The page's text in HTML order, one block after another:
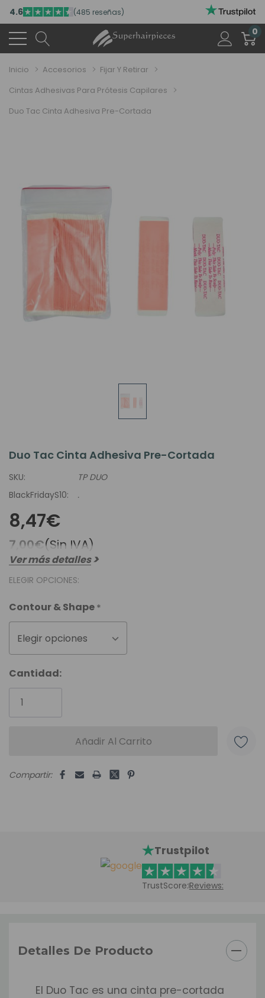
4.6 (485 reseñas)
VISITA NUESTRO NUEVO SALÓN EN MADRID
ACCEDE A NUESTROS DESCUENTOS DE BIENVENIDA
4.6
(485 reseñas)
0
Inicio Accesorios
Fijar Y Retirar
Cintas Adhesivas Para Prótesis Capilares
Duo Tac Cinta Adhesiva Pre-Cortada
Duo Tac Cinta Adhesiva Pre-Cortada
SKU:
TP DUO
BlackFridayS10:
.
8,47€
7,00€(Sin IVA)
Ver más detalles
ELEGIR OPCIONES:
Contour & Shape*
Elegir opciones
Unidades
disponibles:
Cantidad:
Compartir:
Trustpilot
TrustScore:Reviews:
Detalles De Producto
El Duo Tac es una cinta pre-cortada